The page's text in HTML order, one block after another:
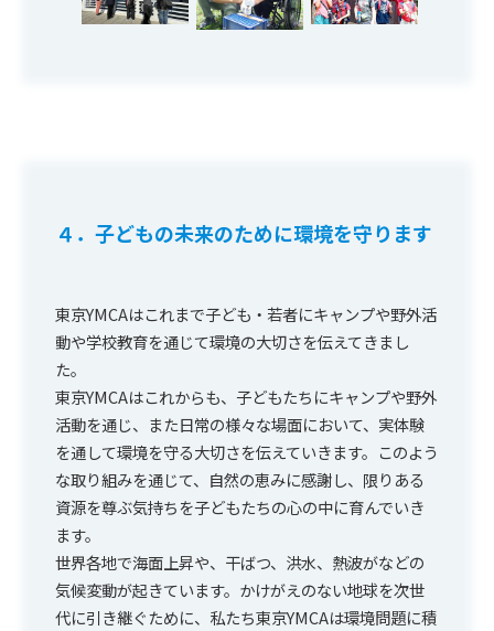
４．子どもの未来のために環境を守ります
東京YMCAはこれまで子ども・若者にキャンプや野外活
動や学校教育を通じて環境の大切さを伝えてきまし
た。
東京YMCAはこれからも、子どもたちにキャンプや野外
活動を通じ、また日常の様々な場面において、実体験
を通して環境を守る大切さを伝えていきます。このよう
な取り組みを通じて、自然の恵みに感謝し、限りある
資源を尊ぶ気持ちを子どもたちの心の中に育んでいき
ます。
世界各地で海面上昇や、干ばつ、洪水、熱波がなどの
気候変動が起きています。かけがえのない地球を次世
代に引き継ぐために、私たち東京YMCAは環境問題に積